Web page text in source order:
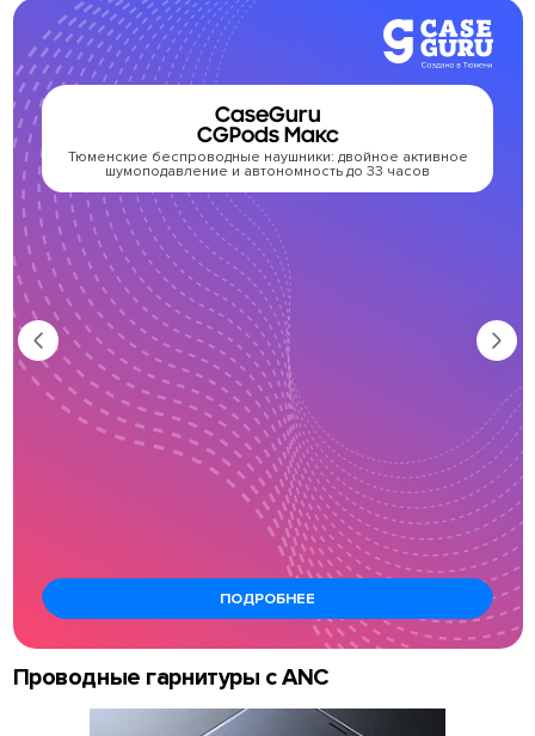
CaseGuru
CGPods Макс
Тюменские беспроводные наушники: двойное активное
шумоподавление и автономность до 33 часов
ПОДРОБНЕЕ
Проводные гарнитуры с ANC